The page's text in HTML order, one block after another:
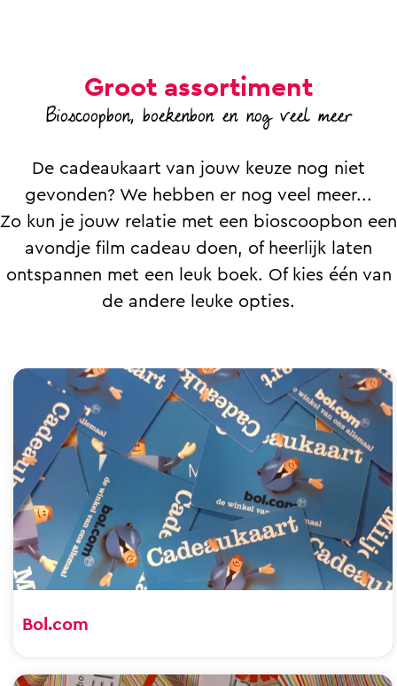
Groot assortiment
Bioscoopbon, boekenbon en nog veel meer
De cadeaukaart van jouw keuze nog niet
gevonden? We hebben er nog veel meer...
Zo kun je jouw relatie met een bioscoopbon een
avondje film cadeau doen, of heerlijk laten
ontspannen met een leuk boek. Of kies één van
de andere leuke opties.
Bol.com